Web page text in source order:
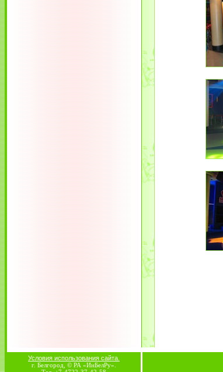
Условия использования сайта.
г. Белгород, © РА «ИнБелРу».